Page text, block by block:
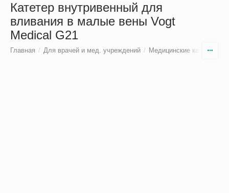
Катетер внутривенный для
вливания в малые вены Vogt
Medical G21
Главная / Для врачей и мед. учреждений / Медицинские катетеры